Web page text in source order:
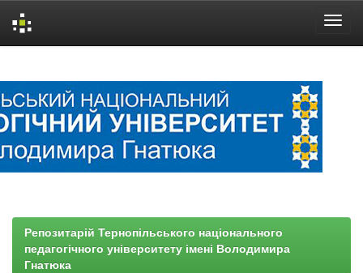
Репозитарій Тернопільського національного
педагогічного університету імені Володимира
Гнатюка